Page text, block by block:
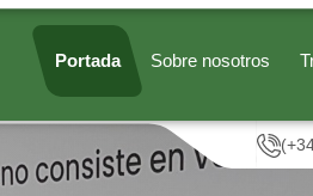
Portada Sobre nosotros